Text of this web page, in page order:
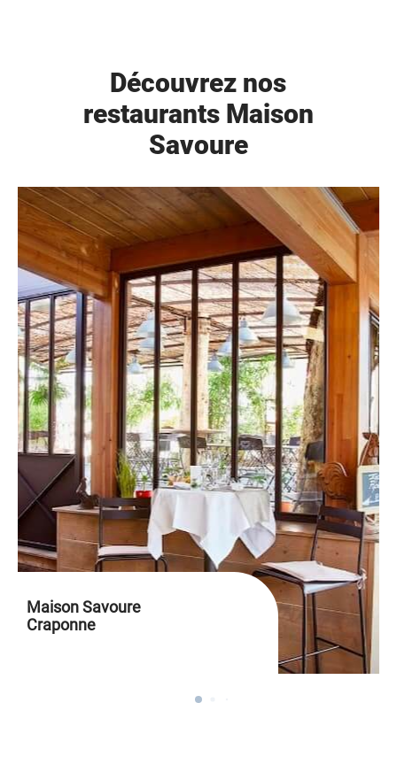
Découvrez nos
restaurants Maison
Savoure
Maison Savoure
Craponne